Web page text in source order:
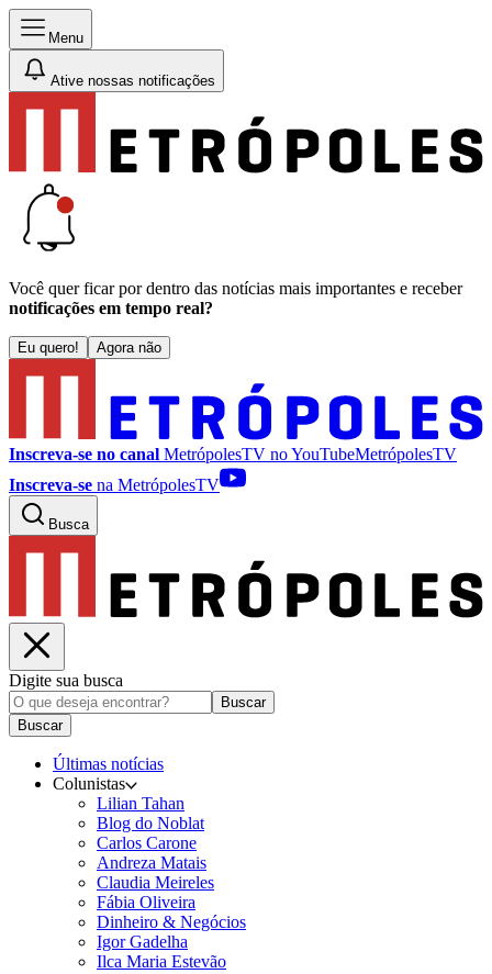
Menu
Ative nossas notificações
Você quer ficar por dentro das notícias mais importantes e receber
notificações em tempo real?
Eu quero! Agora não
Inscreva-se no canal MetrópolesTV noYouTubeMetrópolesTV
Inscreva-se na MetrópolesTV
Busca
Digite sua busca
Buscar
Buscar
Últimas notícias
Colunistas
Lilian Tahan
Blog do Noblat
Carlos Carone
Andreza Matais
Claudia Meireles
Fábia Oliveira
Dinheiro & Negócios
Igor Gadelha
Ilca Maria Estevão